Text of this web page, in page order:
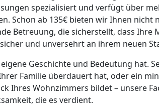
spezialisiert und verfügt über
Schon ab 135€ bieten wir Ihnen nicht
Betreuung, die sicherstellt, dass Ihre
und unversehrt an ihrem neuen
Geschichte und Bedeutung hat.
Familie überdauert hat, oder ein
Ihres Wohnzimmers bildet – unsere
die es verdient.